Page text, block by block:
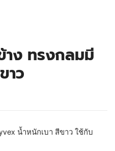
ง ทรงกลมมี
าว
น้ำหนักเบา สีขาว ใช้กับ